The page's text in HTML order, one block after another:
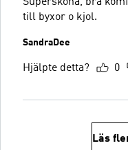
till byxor o kjol.
SandraDee
Hjälpte detta? 0
Läs